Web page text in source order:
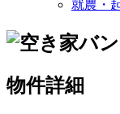
就農・
物件詳細